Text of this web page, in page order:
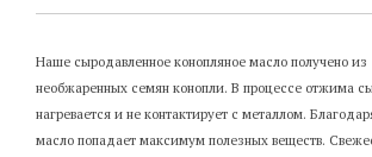
Наше сыродавленное конопляное масло получено из
необжаренных семян конопли. В процессе отжима
нагревается и не контактирует с металлом.
масло попадает максимум полезных веществ.